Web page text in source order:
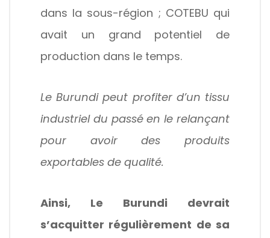
dans la sous-région ; COTEBU qui
avait un grand potentiel de
production dans le temps.
Le Burundi peut profiter d’un tissu
industriel du passé en le relançant
pour avoir des produits
exportables de qualité.
Ainsi, Le Burundi devrait
s’acquitter régulièrement de sa